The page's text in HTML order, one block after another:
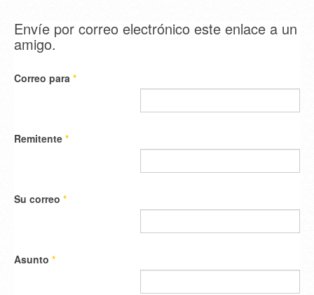
Envíe por correo electrónico este enlace a un
amigo.
Correo para *
Remitente *
Su correo *
Asunto *